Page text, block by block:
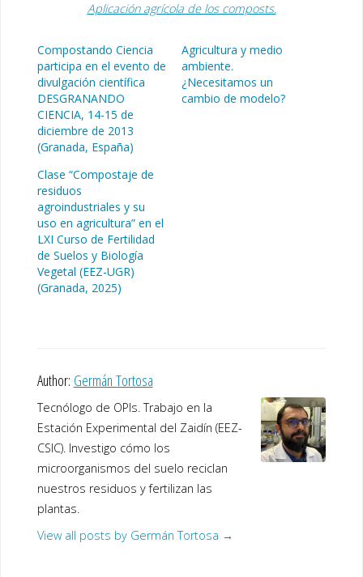
Aplicación agrícola de los composts.
Compostando Ciencia
participa en el evento de
divulgación científica
DESGRANANDO
CIENCIA, 14-15 de
diciembre de 2013
(Granada, España)
Agricultura y medio
ambiente.
¿Necesitamos un
cambio de modelo?
Clase “Compostaje de
residuos
agroindustriales y su
uso en agricultura” en el
LXI Curso de Fertilidad
de Suelos y Biología
Vegetal (EEZ-UGR)
(Granada, 2025)
Author: Germán Tortosa
Tecnólogo de OPIs. Trabajo en la
Estación Experimental del Zaidín (EEZ-
CSIC). Investigo cómo los
microorganismos del suelo reciclan
nuestros residuos y fertilizan las
plantas.
View all posts by Germán Tortosa →